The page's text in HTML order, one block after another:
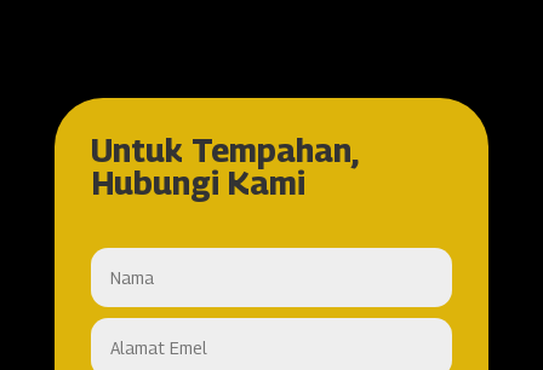
Untuk Tempahan,
Hubungi Kami